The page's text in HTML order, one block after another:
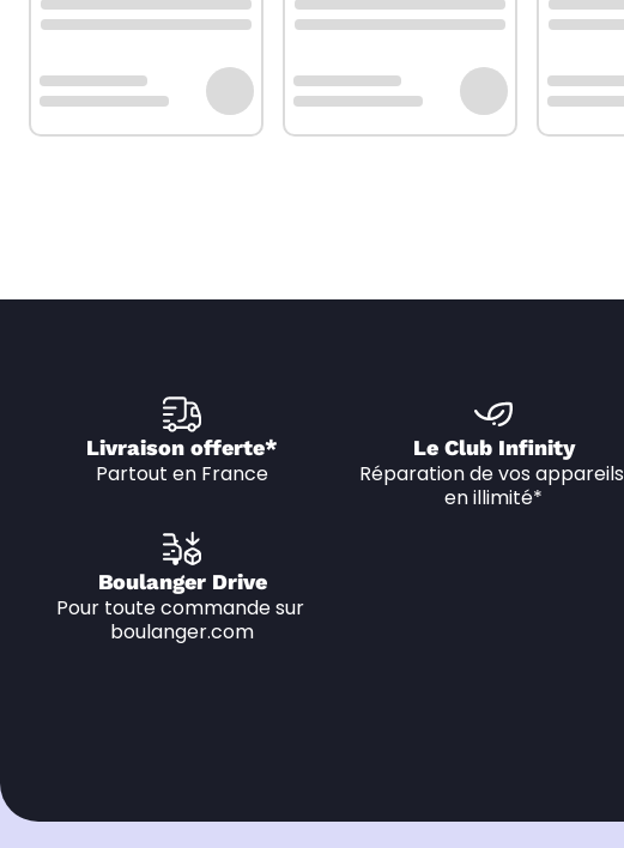
Livraison offerte*
Partout en France
Le Club Infinity
Réparation de vos appareils
en illimité*
Boulanger Drive
Pour toute commande sur
boulanger.com